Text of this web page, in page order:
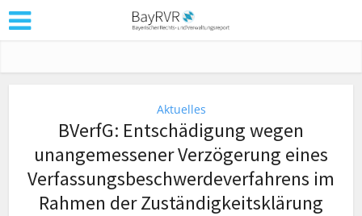
Aktuelles
BVerfG: Entschädigung wegen
unangemessener Verzögerung eines
Verfassungsbeschwerdeverfahrens im
Rahmen der Zuständigkeitsklärung